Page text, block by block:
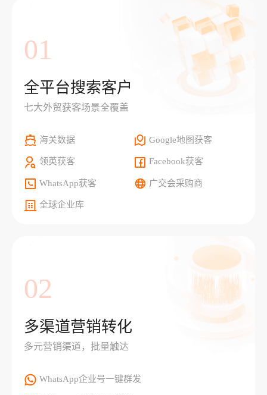
01
全平台搜索客户
七大外贸获客场景全覆盖
海关数据 Google地图获客
领英获客 Facebook获客
WhatsApp获客 广交会采购商
全球企业库
02
多渠道营销转化
多元营销渠道，批量触达
WhatsApp企业号一键群发